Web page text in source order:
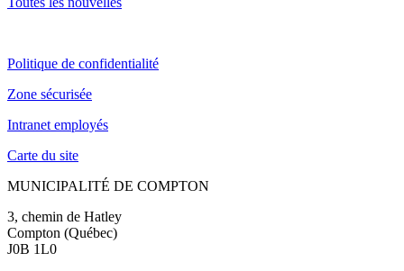
Politique de confidentialité
Zone sécurisée
Intranet employés
Carte du site
MUNICIPALITÉ DE COMPTON
3, chemin de Hatley
Compton (Québec)
J0B 1L0